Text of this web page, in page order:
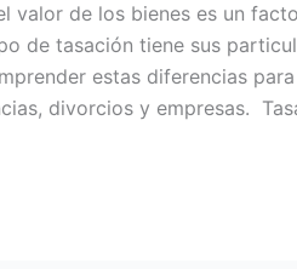
valor de los bienes es un
de tasación tiene sus
estas diferencias
divorcios y empresas.